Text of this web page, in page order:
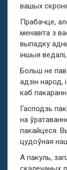
вашых
Прабачце,
менавіта з
выпадку
іншыя
Больш не
адзін народ,
каб
Гасподзь
на
пакайцеся.
цудоўная
А пакуль,